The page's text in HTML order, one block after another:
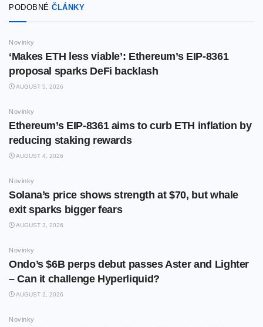
PODOBNÉ ČLÁNKY
Novinky
‘Makes ETH less viable’: Ethereum’s EIP-8361
proposal sparks DeFi backlash
AUGUST 5, 2026
Novinky
Ethereum’s EIP-8361 aims to curb ETH inflation by
reducing staking rewards
AUGUST 4, 2026
Novinky
Solana’s price shows strength at $70, but whale
exit sparks bigger fears
AUGUST 3, 2026
Novinky
Ondo’s $6B perps debut passes Aster and Lighter
– Can it challenge Hyperliquid?
AUGUST 2, 2026
Novinky